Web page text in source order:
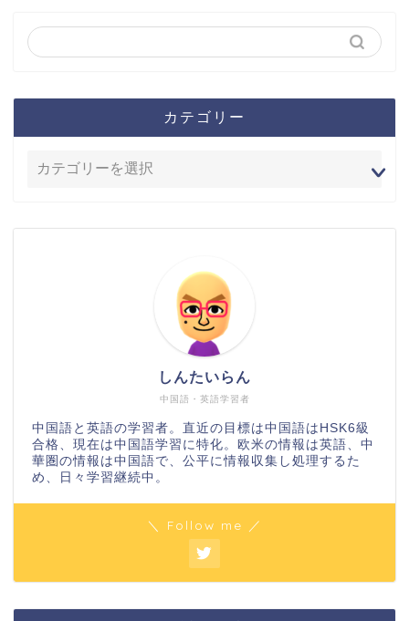
カテゴリー
中国語・英語学習者
しんたいらん
中国語と英語の学習者。直近の目標は中国語はHSK6級
合格、現在は中国語学習に特化。欧米の情報は英語、中
華圏の情報は中国語で、公平に情報収集し処理するた
め、日々学習継続中。
＼ Follow me ／